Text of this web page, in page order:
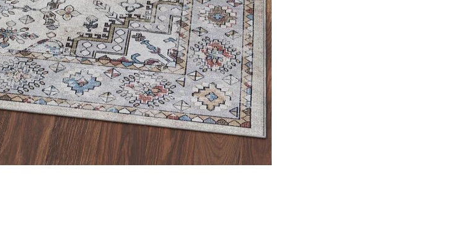
sur les sites web. Le but est d'afficher des publicités qui sont pertinentes et
plus précieuses pour les éditeurs et les annonceurs tiers.
de classification, en collaboration avec les fournisseurs de cookies individuels.
mes préférences Accepter tout